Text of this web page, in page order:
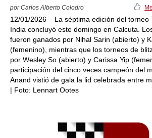
por Carlos Alberto Colodro
12/01/2026 – La séptima edición del torneo
India concluyó este domingo en Calcuta.
fueron ganados por Nihal Sarin (abierto) y
(femenino), mientras que los torneos de
por Wesley So (abierto) y Carissa Yip
participación del cinco veces campeón del
Anand vistió de gala la lid celebrada entre
| Foto: Lennart Ootes